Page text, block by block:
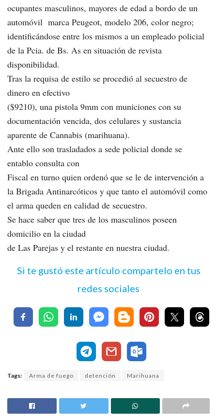
ocupantes masculinos, mayores de edad a bordo de un
automóvil marca Peugeot, modelo 206, color negro;
identificándose entre los mismos a un empleado policial
de la Pcia. de Bs. As en situación de revista
disponibilidad.
Tras la requisa de estilo se procedió al secuestro de
dinero en efectivo
($9210), una pistola 9mm con municiones con su
documentación vencida, dos celulares y sustancia
aparente de Cannabis (marihuana).
Ante ello son trasladados a sede policial donde se
entablo consulta con
Fiscal en turno quien ordenó que se le de intervención a
la Brigada Antinarcóticos y que tanto el automóvil como
el arma queden en calidad de secuestro.
Se hace saber que tres de los masculinos poseen
domicilio en la ciudad
de Las Parejas y el restante en nuestra ciudad.
Si te gustó este artículo compartelo en tus
redes sociales
Tags: Arma de fuego detención Marihuana